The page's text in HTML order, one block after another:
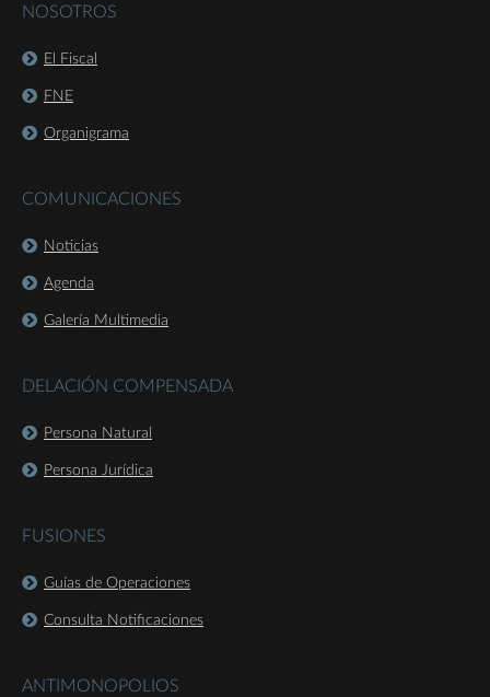
NOSOTROS
El Fiscal
FNE
Organigrama
COMUNICACIONES
Noticias
Agenda
Galería Multimedia
DELACIÓN COMPENSADA
Persona Natural
Persona Jurídica
FUSIONES
Guías de Operaciones
Consulta Notificaciones
ANTIMONOPOLIOS